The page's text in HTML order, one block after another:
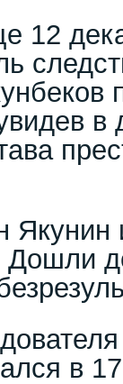
12
в
Дошли
в